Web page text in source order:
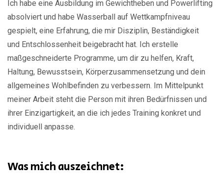
Ich habe eine Ausbildung im Gewichtheben und Powerlifting
absolviert und habe Wasserball auf Wettkampfniveau
gespielt, eine Erfahrung, die mir Disziplin, Beständigkeit
und Entschlossenheit beigebracht hat. Ich erstelle
maßgeschneiderte Programme, um dir zu helfen, Kraft,
Haltung, Bewusstsein, Körperzusammensetzung und dein
allgemeines Wohlbefinden zu verbessern. Im Mittelpunkt
meiner Arbeit steht die Person mit ihren Bedürfnissen und
ihrer Einzigartigkeit, an die ich jedes Training konkret und
individuell anpasse.
Was mich auszeichnet: